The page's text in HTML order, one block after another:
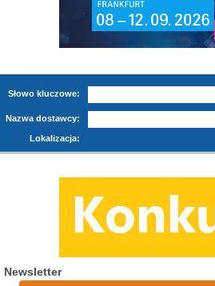
Słowo kluczowe:
Nazwa dostawcy:
Lokalizacja:
Newsletter